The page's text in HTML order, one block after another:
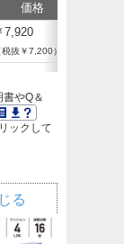
価格
7,920
税抜￥7,200）
やQ＆
ックして
る